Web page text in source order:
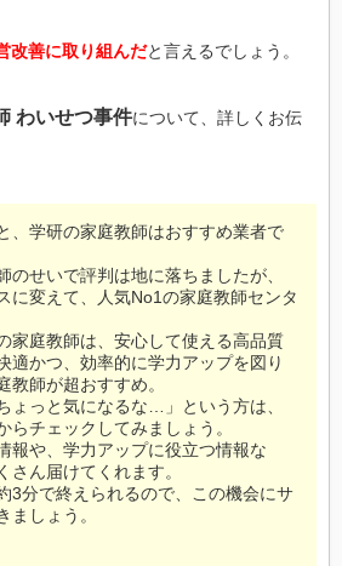
改善に取り組んだと言えるでしょう。
わいせつ事件について、詳しくお伝
、学研の家庭教師はおすすめ業者で
のせいで評判は地に落ちましたが、
に変えて、人気No1の家庭教師センタ
家庭教師は、安心して使える高品質
適かつ、効率的に学力アップを図り
教師が超おすすめ。
ょっと気になるな…」という方は、
らチェックしてみましょう。
報や、学力アップに役立つ情報な
さん届けてくれます。
3分で終えられるので、この機会にサ
ましょう。